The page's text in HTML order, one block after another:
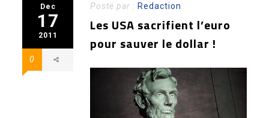
Dec
17
2011
0
Posté par : Redaction
Les USA sacrifient l’euro
pour sauver le dollar !